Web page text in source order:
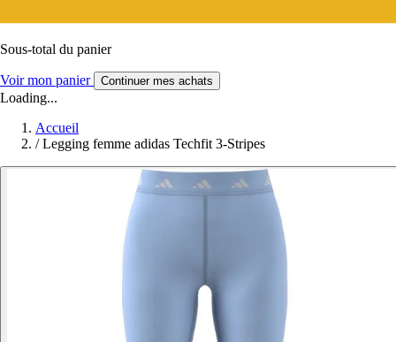
Sous-total du panier
Voir mon panier Continuer mes achats
Loading...
Accueil
/ Legging femme adidas Techfit 3-Stripes